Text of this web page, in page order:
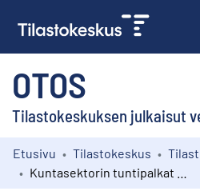
OTOS
Tilastokeskuksen julkaisut
Kokoelmat
Etusivu Tilastokeskus